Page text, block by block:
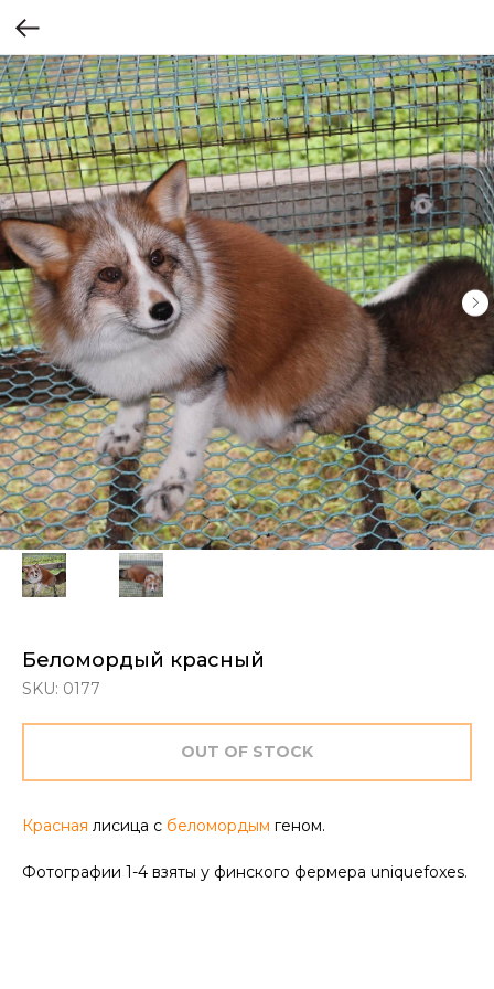
Беломордый красный
SKU: 0177
OUT OF STOCK
Красная лисица с беломордым геном.
Фотографии 1-4 взяты у финского фермера uniquefoxes.